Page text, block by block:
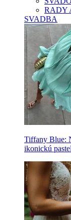
RADY
SVADBA
Tiffany Blue:
ikonickú